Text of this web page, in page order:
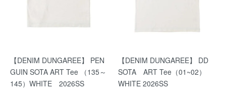
【DENIM DUNGAREE】 PEN
GUIN SOTA ART Tee （135～
145）WHITE 2026SS
【DENIM DUNGAREE】 DD
SOTA ART Tee（01~02）
WHITE 2026SS